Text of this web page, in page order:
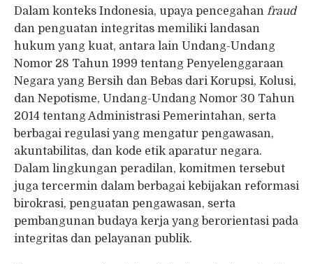
Dalam konteks Indonesia, upaya pencegahan fraud
dan penguatan integritas memiliki landasan
hukum yang kuat, antara lain Undang-Undang
Nomor 28 Tahun 1999 tentang Penyelenggaraan
Negara yang Bersih dan Bebas dari Korupsi, Kolusi,
dan Nepotisme, Undang-Undang Nomor 30 Tahun
2014 tentang Administrasi Pemerintahan, serta
berbagai regulasi yang mengatur pengawasan,
akuntabilitas, dan kode etik aparatur negara.
Dalam lingkungan peradilan, komitmen tersebut
juga tercermin dalam berbagai kebijakan reformasi
birokrasi, penguatan pengawasan, serta
pembangunan budaya kerja yang berorientasi pada
integritas dan pelayanan publik.